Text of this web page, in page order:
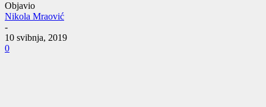
Objavio
Nikola Mraović
-
10 svibnja, 2019
0